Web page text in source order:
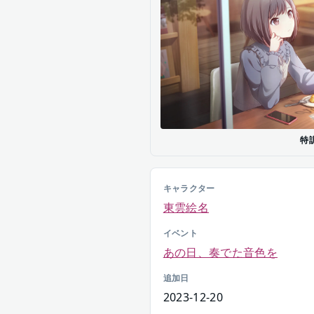
特
キャラクター
東雲絵名
イベント
あの日、奏でた音色を
追加日
2023-12-20